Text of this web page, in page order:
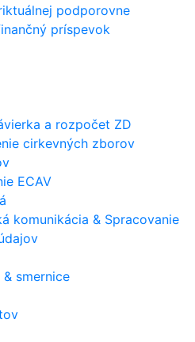
podporovne
príspevok
a rozpočet ZD
cirkevných zborov
ECAV
komunikácia & Spracovanie
smernice